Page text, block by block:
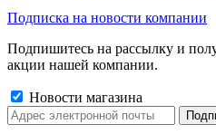
Подписка на новости компании
Подпишитесь на рассылку и
акции нашей компании.
Новости магазина